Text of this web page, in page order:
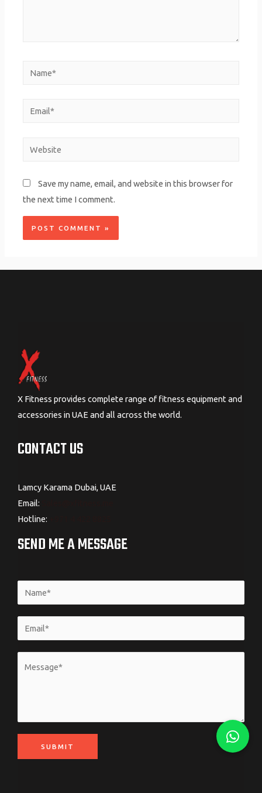
Name*
Email*
Website
Save my name, email, and website in this browser for
the next time I comment.
X Fitness provides complete range of fitness equipment and
accessories in UAE and all across the world.
CONTACT US
Lamcy Karama Dubai, UAE
Email:
Hotline:
SEND ME A MESSAGE
SUBMIT